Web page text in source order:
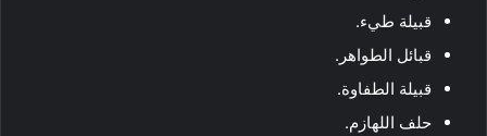
قبيلة طيء.
قبائل الطواهر.
قبيلة الطفاوة.
حلف اللهازم.